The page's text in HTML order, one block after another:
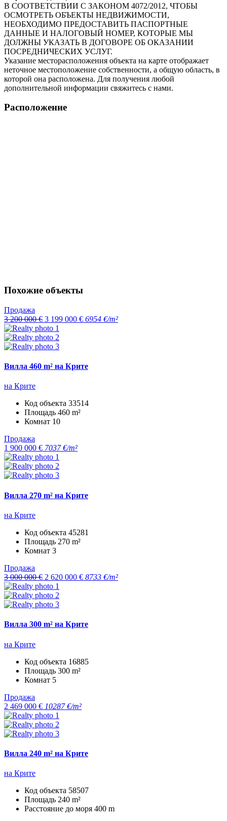
В СООТВЕТСТВИИ С ЗАКОНОМ 4072/2012, ЧТОБЫ
ОСМОТРЕТЬ ОБЪЕКТЫ НЕДВИЖИМОСТИ,
НЕОБХОДИМО ПРЕДОСТАВИТЬ ПАСПОРТНЫЕ
ДАННЫЕ И НАЛОГОВЫЙ НОМЕР, КОТОРЫЕ МЫ
ДОЛЖНЫ УКАЗАТЬ В ДОГОВОРЕ ОБ ОКАЗАНИИ
ПОСРЕДНИЧЕСКИХ УСЛУГ.
Указание месторасположения объекта на карте отображает
неточное местоположение собственности, а общую область, в
которой она расположена. Для получения любой
дополнительной информации свяжитесь с нами.
Расположение
Похожие объекты
Продажа
3 200 000 € 3 199 000 € 6954 €/m²
Вилла 460 m² на Крите
на Крите
Код объекта 33514
Площадь 460 m²
Комнат 10
Продажа
1 900 000 € 7037 €/m²
Вилла 270 m² на Крите
на Крите
Код объекта 45281
Площадь 270 m²
Комнат 3
Продажа
3 000 000 € 2 620 000 € 8733 €/m²
Вилла 300 m² на Крите
на Крите
Код объекта 16885
Площадь 300 m²
Комнат 5
Продажа
2 469 000 € 10287 €/m²
Вилла 240 m² на Крите
на Крите
Код объекта 58507
Площадь 240 m²
Расстояние до моря 400 m